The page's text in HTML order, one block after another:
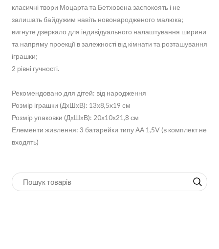
класичні твори Моцарта та Бетховена заспокоять і не
залишать байдужим навіть новонародженого малюка;
вигнуте дзеркало для індивідуального налаштування ширини
та напряму проекції в залежності від кімнати та розташування
іграшки;
2 рівні гучності.
Рекомендовано для дітей: від народження
Розмір іграшки (ДхШхВ): 13x8,5x19 см
Розмір упаковки (ДхШхВ): 20x10x21,8 см
Елементи живлення: 3 батарейки типу АА 1,5V (в комплект не
входять)